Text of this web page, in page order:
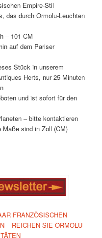
Empire-Stil
das durch Ormolu-Leuchten
– 101 CM
auf dem Pariser
Stück in unserem
Herts, nur 25 Minuten
und ist sofort für den
– bitte kontaktieren
Maße sind in Zoll (CM)
FRANZÖSISCHEN
– REICHEN SIE ORMOLU-